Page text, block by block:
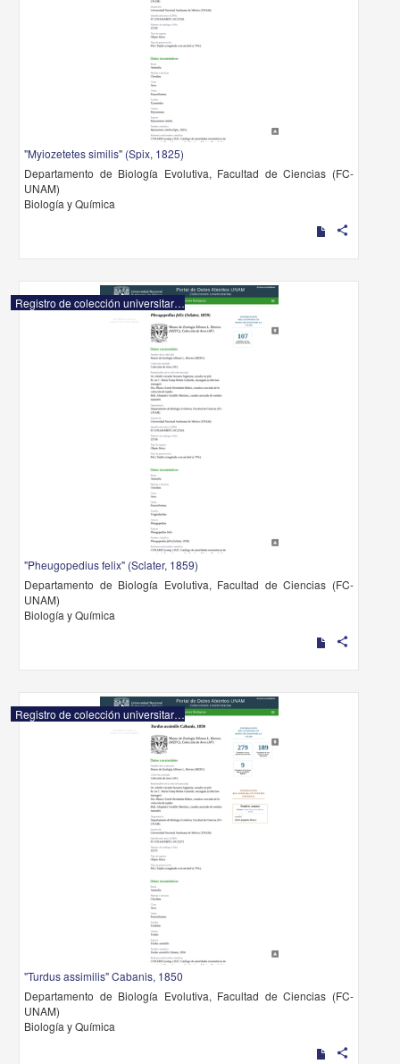
"Myiozetetes similis" (Spix, 1825)
Departamento de Biología Evolutiva, Facultad de Ciencias (FC-
UNAM)
Biología y Química
share
Registro de colección universitaria
"Pheugopedius felix" (Sclater, 1859)
Departamento de Biología Evolutiva, Facultad de Ciencias (FC-
UNAM)
Biología y Química
share
Registro de colección universitaria
"Turdus assimilis" Cabanis, 1850
Departamento de Biología Evolutiva, Facultad de Ciencias (FC-
UNAM)
Biología y Química
share